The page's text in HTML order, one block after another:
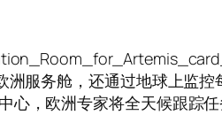
服务舱，还通过地球上监控
心，欧洲专家将全天候跟踪